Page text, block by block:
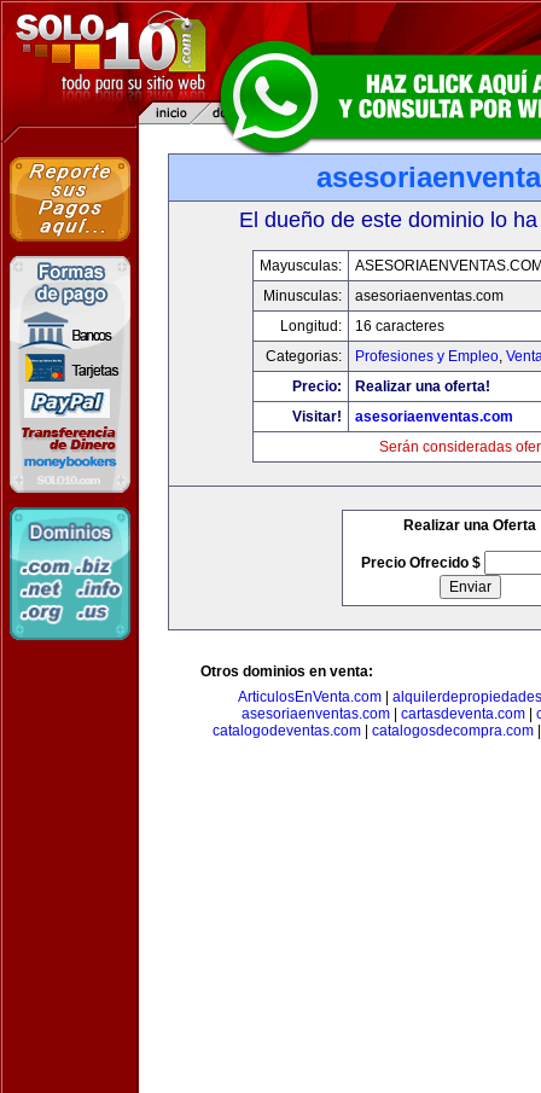
El dueño de este dominio lo
Mayusculas:
Minusculas:
asesoriaenventas.com
Longitud:
16 caracteres
Categorias:
Profesiones y Empleo,
Precio:
Realizar una oferta!
Visitar!
asesoriaenventas.com
Serán consideradas
Realizar una Oferta
Precio Ofrecido $
Otros dominios en venta:
ArticulosEnVenta.com|
asesoriaenventas.com
cartasdeventa.com
catalogodeventas.com
catalogosdecompra.com